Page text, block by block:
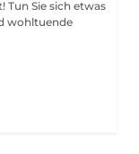
wohltuende